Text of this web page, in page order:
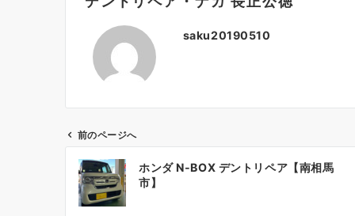
saku20190510
前のページへ
ホンダ N-BOX デントリペア【南相馬
市】